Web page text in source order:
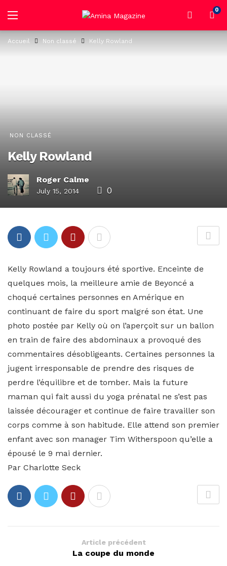
0
Accueil Non classé Kelly Rowland
NON CLASSÉ
Kelly Rowland
Roger Calme
July 15, 2014 0
Kelly Rowland a toujours été sportive. Enceinte de
quelques mois, la meilleure amie de Beyoncé a
choqué certaines personnes en Amérique en
continuant de faire du sport malgré son état. Une
photo postée par Kelly où on l’aperçoit sur un ballon
en train de faire des abdominaux a provoqué des
commentaires désobligeants. Certaines personnes la
jugent irresponsable de prendre des risques de
perdre l’équilibre et de tomber. Mais la future
maman qui fait aussi du yoga prénatal ne s’est pas
laissée décourager et continue de faire travailler son
corps comme à son habitude. Elle attend son premier
enfant avec son manager Tim Witherspoon qu’elle a
épousé le 9 mai dernier.
Par Charlotte Seck
Article précédent
La coupe du monde